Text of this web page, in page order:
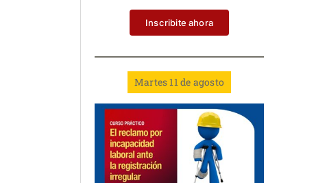
Inscribite ahora
Martes 11 de agosto